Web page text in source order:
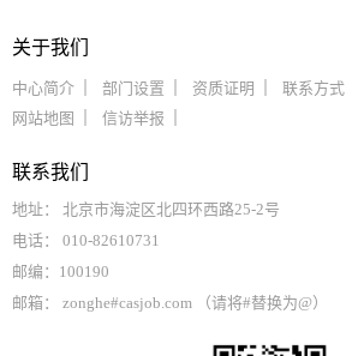
关于我们
中心简介 部门设置 资质证明 联系方式
网站地图
信访举报
联系我们
地址： 北京市海淀区北四环西路25-2号
电话： 010-82610731
邮编：100190
邮箱： zonghe#casjob.com （请将#替换为@）